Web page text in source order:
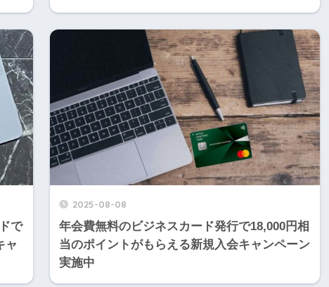
で
ャ
2025-08-08
年会費無料のビジネスカード発行で18,000円相
当のポイントがもらえる新規入会キャンペーン
実施中